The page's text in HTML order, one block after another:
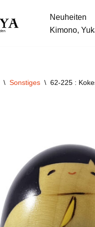
Neuheiten
Kimono,
\ Sonstiges \ 62-225 :